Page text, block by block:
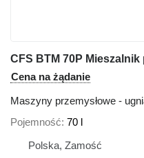
CFS BTM 70P
Cena na żądanie
Maszyny przemysłowe -
Pojemność 70 l
Polska, Zamość